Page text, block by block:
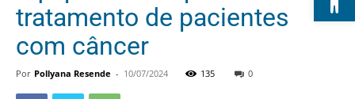
tratamento de pacientes
com câncer
Por Pollyana Resende - 10/07/2024 135 0